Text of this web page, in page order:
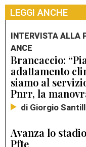
LEGGI ANCHE
INTERVISTA ALLA
ANCE
Brancaccio:
adattamento
siamo al
Pnrr, la
di Giorgio
Avanza lo
Pfte